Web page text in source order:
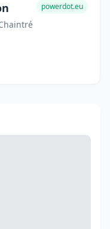
powerdot.eu